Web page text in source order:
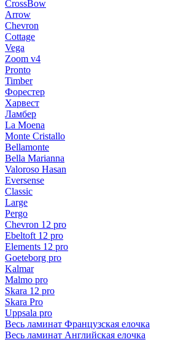
CrossBow
Arrow
Chevron
Cottage
Vega
Zoom v4
Pronto
Timber
Форестер
Харвест
Ламбер
La Moena
Monte Cristallo
Bellamonte
Bella Marianna
Valoroso Hasan
Eversense
Classic
Large
Pergo
Chevron 12 pro
Ebeltoft 12 pro
Elements 12 pro
Goeteborg pro
Kalmar
Malmo pro
Skara 12 pro
Skara Pro
Uppsala pro
Весь ламинат Французская елочка
Весь ламинат Английская елочка